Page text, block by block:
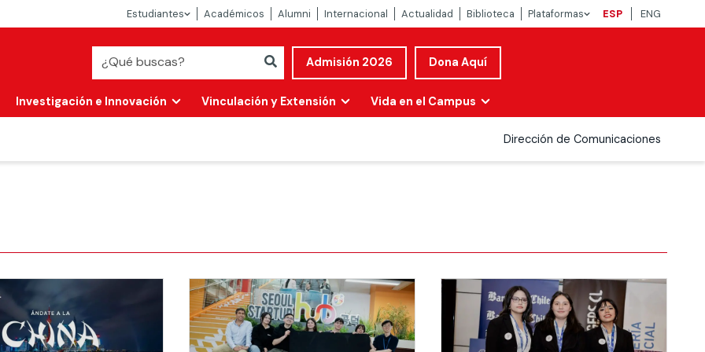
Estudiantes Académicos Alumni Internacional Actualidad Biblioteca Plataformas ESP ENG
Admisión 2026 Dona Aquí
Investigación e Innovación Vinculación y Extensión Vida en el Campus
Dirección de Comunicaciones